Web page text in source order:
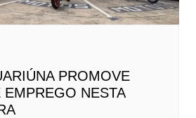
PROMOVE
NESTA